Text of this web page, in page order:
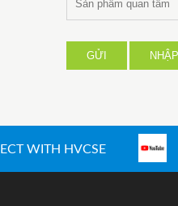
GỬI
WITH HVCSE